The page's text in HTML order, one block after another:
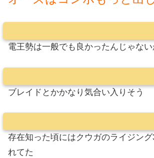
電王勢は一般でも良かったんじゃない
ブレイドとかかなり気合い入りそう
存在知った頃にはクウガのライジング
れてた